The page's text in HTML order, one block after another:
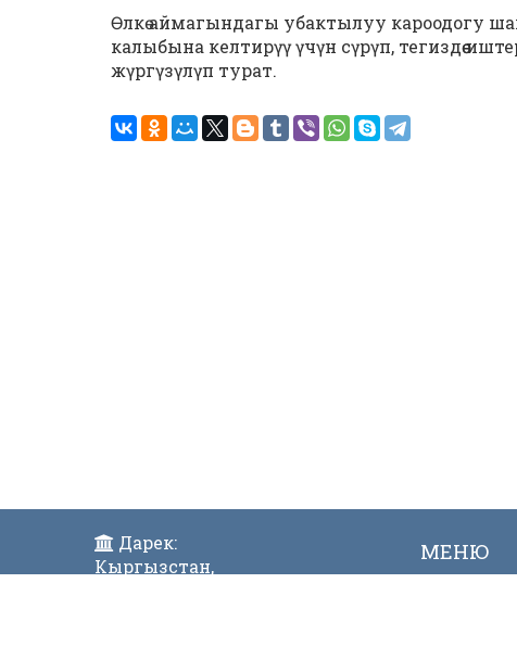
Өлкө аймагындагы убактылуу кароодогу
калыбына келтирүү үчүн сүрүп, тегиздөө
жүргүзүлүп турат.
Дарек:
Кыргызстан,
МЕНЮ